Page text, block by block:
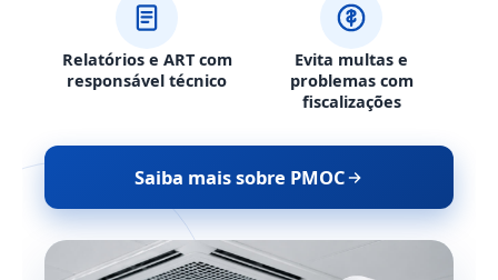
Relatórios e ART com
responsável técnico
Evita multas e
problemas com
fiscalizações
Saiba mais sobre PMOC